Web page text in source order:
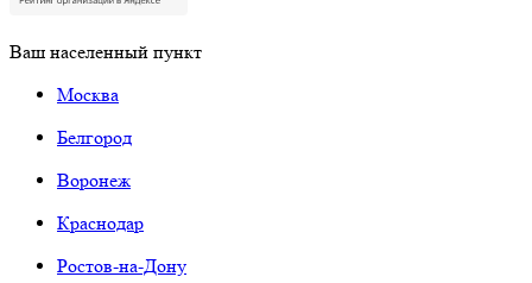
Ваш населенный пункт
Москва
Белгород
Воронеж
Краснодар
Ростов-на-Дону